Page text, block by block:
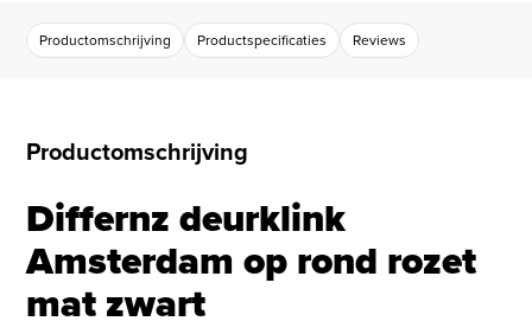
Productomschrijving Productspecificaties Reviews
Productomschrijving
Differnz deurklink
Amsterdam op rond rozet
mat zwart